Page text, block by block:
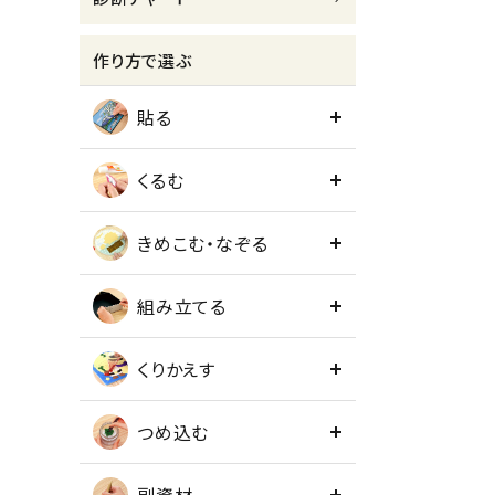
作り方で選ぶ
貼る
くるむ
きめこむ・なぞる
組み立てる
くりかえす
つめ込む